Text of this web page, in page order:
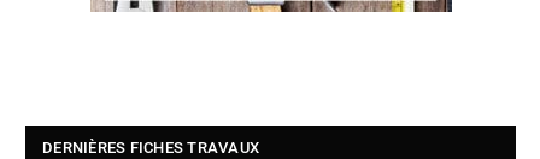
DERNIÈRES FICHES TRAVAUX